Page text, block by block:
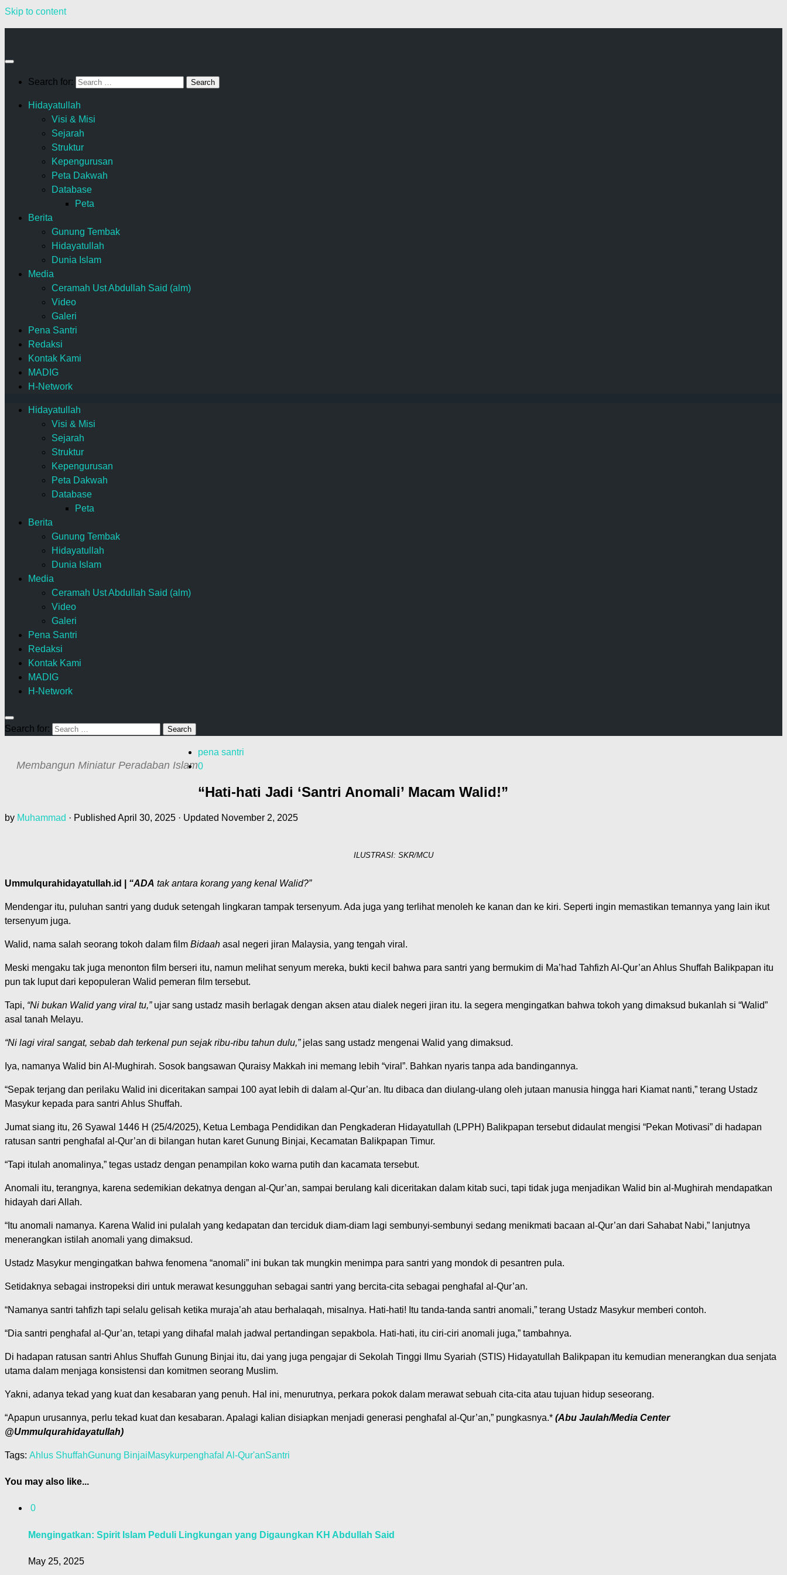
Skip to content
Search for:
Hidayatullah
Visi & Misi
Sejarah
Struktur
Kepengurusan
Peta Dakwah
Database
Peta
Berita
Gunung Tembak
Hidayatullah
Dunia Islam
Media
Ceramah Ust Abdullah Said (alm)
Video
Galeri
Pena Santri
Redaksi
Kontak Kami
MADIG
H-Network
Hidayatullah
Visi & Misi
Sejarah
Struktur
Kepengurusan
Peta Dakwah
Database
Peta
Berita
Gunung Tembak
Hidayatullah
Dunia Islam
Media
Ceramah Ust Abdullah Said (alm)
Video
Galeri
Pena Santri
Redaksi
Kontak Kami
MADIG
H-Network
Search for:
Membangun Miniatur Peradaban Islam
pena santri
0
“Hati-hati Jadi ‘Santri Anomali’ Macam Walid!”
by Muhammad · Published April 30, 2025 · Updated November 2, 2025
ILUSTRASI: SKR/MCU
Ummulqurahidayatullah.id | “ADA tak antara korang yang kenal Walid?”
Mendengar itu, puluhan santri yang duduk setengah lingkaran tampak tersenyum. Ada juga yang terlihat menoleh ke kanan dan ke kiri. Seperti ingin memastikan temannya yang lain ikut
tersenyum juga.
Walid, nama salah seorang tokoh dalam film Bidaah asal negeri jiran Malaysia, yang tengah viral.
Meski mengaku tak juga menonton film berseri itu, namun melihat senyum mereka, bukti kecil bahwa para santri yang bermukim di Ma’had Tahfizh Al-Qur’an Ahlus Shuffah Balikpapan itu
pun tak luput dari kepopuleran Walid pemeran film tersebut.
Tapi, “Ni bukan Walid yang viral tu,” ujar sang ustadz masih berlagak dengan aksen atau dialek negeri jiran itu. Ia segera mengingatkan bahwa tokoh yang dimaksud bukanlah si “Walid”
asal tanah Melayu.
“Ni lagi viral sangat, sebab dah terkenal pun sejak ribu-ribu tahun dulu,” jelas sang ustadz mengenai Walid yang dimaksud.
Iya, namanya Walid bin Al-Mughirah. Sosok bangsawan Quraisy Makkah ini memang lebih “viral”. Bahkan nyaris tanpa ada bandingannya.
“Sepak terjang dan perilaku Walid ini diceritakan sampai 100 ayat lebih di dalam al-Qur’an. Itu dibaca dan diulang-ulang oleh jutaan manusia hingga hari Kiamat nanti,” terang Ustadz
Masykur kepada para santri Ahlus Shuffah.
Jumat siang itu, 26 Syawal 1446 H (25/4/2025), Ketua Lembaga Pendidikan dan Pengkaderan Hidayatullah (LPPH) Balikpapan tersebut didaulat mengisi “Pekan Motivasi” di hadapan
ratusan santri penghafal al-Qur’an di bilangan hutan karet Gunung Binjai, Kecamatan Balikpapan Timur.
“Tapi itulah anomalinya,” tegas ustadz dengan penampilan koko warna putih dan kacamata tersebut.
Anomali itu, terangnya, karena sedemikian dekatnya dengan al-Qur’an, sampai berulang kali diceritakan dalam kitab suci, tapi tidak juga menjadikan Walid bin al-Mughirah mendapatkan
hidayah dari Allah.
“Itu anomali namanya. Karena Walid ini pulalah yang kedapatan dan terciduk diam-diam lagi sembunyi-sembunyi sedang menikmati bacaan al-Qur’an dari Sahabat Nabi,” lanjutnya
menerangkan istilah anomali yang dimaksud.
Ustadz Masykur mengingatkan bahwa fenomena “anomali” ini bukan tak mungkin menimpa para santri yang mondok di pesantren pula.
Setidaknya sebagai instropeksi diri untuk merawat kesungguhan sebagai santri yang bercita-cita sebagai penghafal al-Qur’an.
“Namanya santri tahfizh tapi selalu gelisah ketika muraja’ah atau berhalaqah, misalnya. Hati-hati! Itu tanda-tanda santri anomali,” terang Ustadz Masykur memberi contoh.
“Dia santri penghafal al-Qur’an, tetapi yang dihafal malah jadwal pertandingan sepakbola. Hati-hati, itu ciri-ciri anomali juga,” tambahnya.
Di hadapan ratusan santri Ahlus Shuffah Gunung Binjai itu, dai yang juga pengajar di Sekolah Tinggi Ilmu Syariah (STIS) Hidayatullah Balikpapan itu kemudian menerangkan dua senjata
utama dalam menjaga konsistensi dan komitmen seorang Muslim.
Yakni, adanya tekad yang kuat dan kesabaran yang penuh. Hal ini, menurutnya, perkara pokok dalam merawat sebuah cita-cita atau tujuan hidup seseorang.
“Apapun urusannya, perlu tekad kuat dan kesabaran. Apalagi kalian disiapkan menjadi generasi penghafal al-Qur’an,” pungkasnya.* (Abu Jaulah/Media Center
@Ummulqurahidayatullah)
Tags: Ahlus ShuffahGunung BinjaiMasykurpenghafal Al-Qur'anSantri
You may also like...
0
Mengingatkan: Spirit Islam Peduli Lingkungan yang Digaungkan KH Abdullah Said
May 25, 2025